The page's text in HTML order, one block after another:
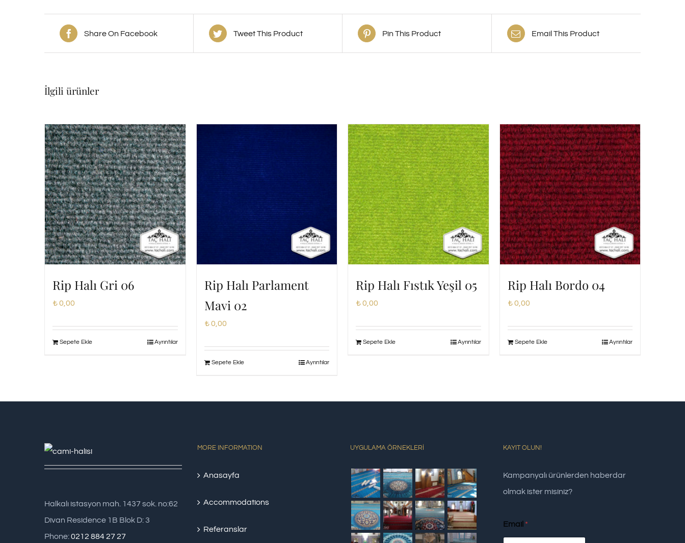
Share On Facebook Tweet This Product Pin This Product Email This Product
İlgili ürünler
Rip Halı Gri 06
₺0,00
Sepete Ekle Ayrıntılar
Rip Halı Parlament
Mavi 02
₺0,00
Sepete Ekle Ayrıntılar
Rip Halı Fıstık Yeşil 05
₺0,00
Sepete Ekle Ayrıntılar
Rip Halı Bordo 04
₺0,00
Sepete Ekle Ayrıntılar
Halkalı istasyon mah. 1437 sok. no:62
Divan Residence 1B Blok D: 3
Phone:0212 884 27 27
MORE INFORMATION
Anasayfa
Accommodations
Referanslar
UYGULAMA ÖRNEKLERİ KAYIT OLUN!
Kampanyalı ürünlerden haberdar
olmak ister misiniz?
Email *